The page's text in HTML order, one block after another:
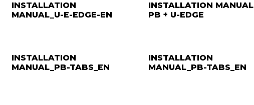
INSTALLATION
MANUAL_U-E-EDGE-EN
INSTALLATION MANUAL
PB + U-EDGE
INSTALLATION
MANUAL_PB-TABS_EN
INSTALLATION
MANUAL_PB-TABS_EN